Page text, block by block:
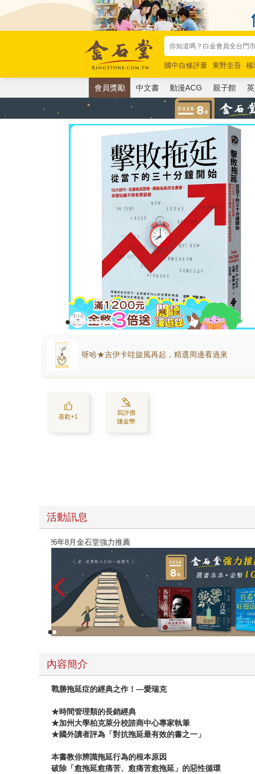
國中自修評量 東野圭吾 楊
唯紅花綻放
奧德賽 路邊攤
會員獎勵 中文書 動漫ACG 親子館
呀哈★吉伊卡哇旋風再起，精選周邊看過來
喜歡+1
寫評價
賺金幣
活動訊息
閱讀漫遊錄-2026上半年暢銷榜
內容簡介
戰勝拖延症的經典之作！—愛瑞克
★時間管理類的長銷經典
★加州大學柏克萊分校諮商中心專家執筆
★國外讀者評為「對抗拖延最有效的書之一」
本書教你辨識拖延行為的根本原因
破除「愈拖延愈痛苦、愈痛苦愈拖延」的惡性循環